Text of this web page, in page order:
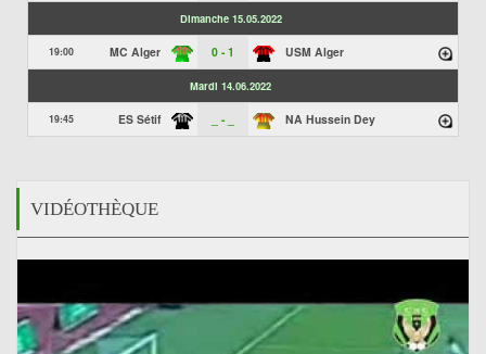
Dimanche 15.05.2022
19:00 MC Alger 0 - 1 USM Alger
Mardi 14.06.2022
19:45 ES Sétif _ - _ NA Hussein Dey
VIDÉOTHÈQUE